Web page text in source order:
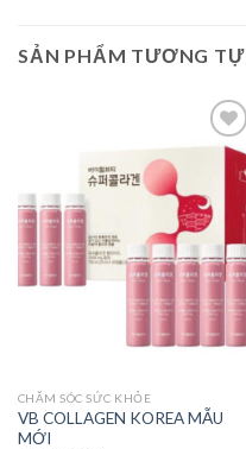
SẢN PHẨM TƯƠNG TỰ
Add to
wishlist
CHĂM SÓC SỨC KHỎE
VB COLLAGEN KOREA MẪU
MỚI